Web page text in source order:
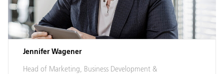
Jennifer Wagener
Head of Marketing, Business Development &